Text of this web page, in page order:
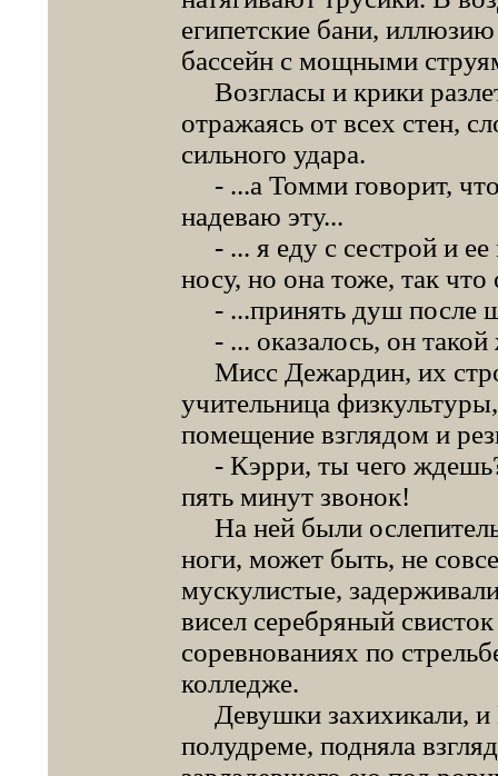
египетские бани,
бассейн с мощными
Возгласы и крики
отражаясь от всех стен,
сильного удара.
- ...а Томми говорит, что
надеваю эту...
- ... я еду с сестрой и
носу, но она тоже, так что
- ...принять душ после
- ... оказалось, он
Мисс Дежардин, их
учительница
помещение взглядом и
- Кэрри, ты чего
пять минут звонок!
На ней были
ноги, может быть, не
мускулистые,
висел серебряный
соревнованиях по
колледже.
Девушки захихикали, и
полудреме, подняла